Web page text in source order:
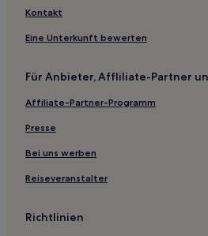
Lavender: Hotels
Hotels nahe Indian Heritage Centre
Hotels nahe U-Bahn-Station
Hotels nahe Nex
Hotels nahe U-Bahn-Station Little
Hotels nahe Einkaufszentrum The
Hotels nahe U-Bahn-Station
Hotels nahe TANGS at Tang Plaza
Kontakt
Eine Unterkunft bewerten
Für Anbieter, Affliliate-Partner
Affiliate-Partner-Programm
Presse
Bei uns werben
Reiseveranstalter
Richtlinien